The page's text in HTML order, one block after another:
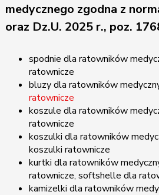
medycznego zgodna z
oraz Dz.U. 2025 r., poz.
spodnie dla ratowników
ratownicze
bluzy dla ratowników
ratownicze
koszule dla ratowników
ratownicze
koszulki dla ratowników
koszulki ratownicze
kurtki dla ratowników
ratownicze, softshelle dla
kamizelki dla ratowników